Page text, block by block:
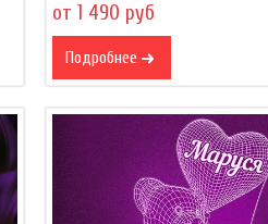
от 1 490 руб
Подробнее